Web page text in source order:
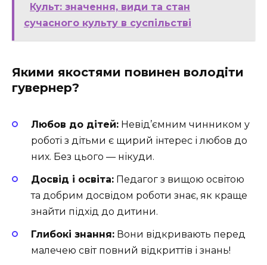
Культ: значення, види та стан
сучасного культу в суспільстві
Якими якостями повинен володіти
гувернер?
Любов до дітей: Невід’ємним чинником у
роботі з дітьми є щирий інтерес і любов до
них. Без цього — нікуди.
Досвід і освіта: Педагог з вищою освітою
та добрим досвідом роботи знає, як краще
знайти підхід до дитини.
Глибокі знання: Вони відкривають перед
малечею світ повний відкриттів і знань!